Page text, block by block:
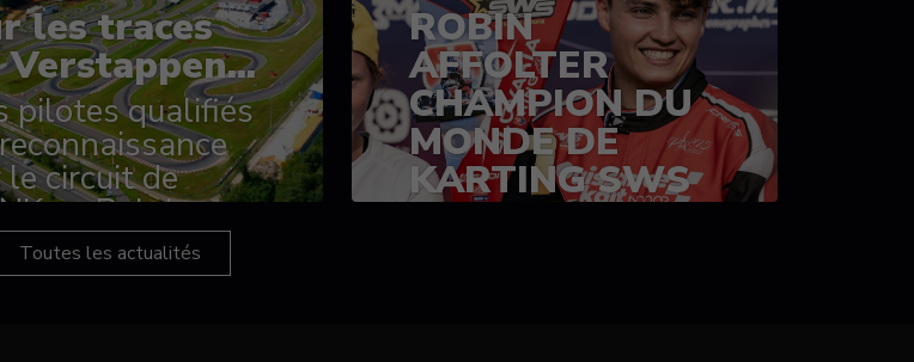
les traces
Verstappen...
pilotes qualifiés
le circuit de
en Belgique
ROBIN
AFFOLTER
CHAMPION DU
MONDE DE
KARTING SWS
Toutes les actualités